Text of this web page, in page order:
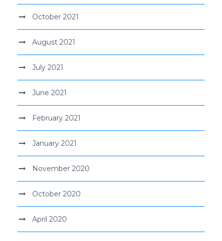
October 2021
August 2021
July 2021
June 2021
February 2021
January 2021
November 2020
October 2020
April 2020